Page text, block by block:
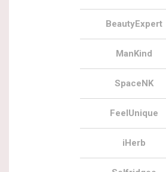
BeautyExpert
ManKind
SpaceNK
FeelUnique
iHerb